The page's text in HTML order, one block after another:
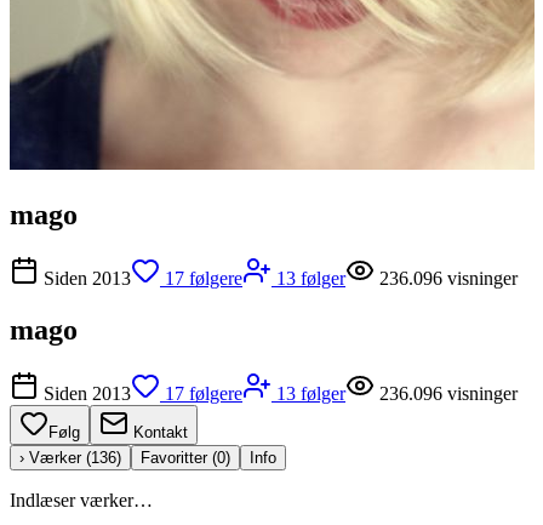
mago
Siden 2013 17 følgere 13 følger 236.096 visninger
mago
Siden 2013 17 følgere 13 følger 236.096 visninger
Følg
Kontakt
› Værker (136) Favoritter (0) Info
Indlæser værker…